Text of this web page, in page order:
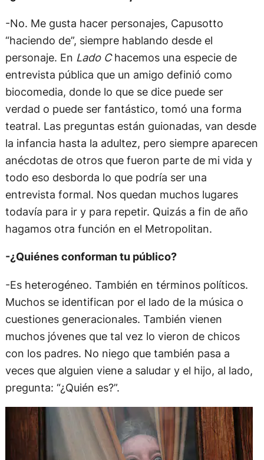
-No. Me gusta hacer personajes, Capusotto
“haciendo de”, siempre hablando desde el
personaje. En Lado Chacemos una especie de
entrevista pública que un amigo definió como
biocomedia, donde lo que se dice puede ser
verdad o puede ser fantástico, tomó una forma
teatral. Las preguntas están guionadas, van desde
la infancia hasta la adultez, pero siempre aparecen
anécdotas de otros que fueron parte de mi vida y
todo eso desborda lo que podría ser una
entrevista formal. Nos quedan muchos lugares
todavía para ir y para repetir. Quizás a fin de año
hagamos otra función en el Metropolitan.
-¿Quiénes conforman tu público?
-Es heterogéneo. También en términos políticos.
Muchos se identifican por el lado de la música o
cuestiones generacionales. También vienen
muchos jóvenes que tal vez lo vieron de chicos
con los padres. No niego que también pasa a
veces que alguien viene a saludar y el hijo, al lado,
pregunta: “¿Quién es?”.